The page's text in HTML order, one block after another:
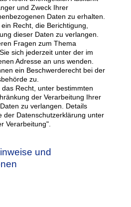
und Zweck Ihrer
Daten zu erhalten.
Recht, die Berichtigung,
dieser Daten zu verlangen.
Fragen zum Thema
sich jederzeit unter der im
Adresse an uns wenden.
ein Beschwerderecht bei der
zu.
Recht, unter bestimmten
der Verarbeitung Ihrer
zu verlangen. Details
der Datenschutzerklärung unter
Verarbeitung".
und